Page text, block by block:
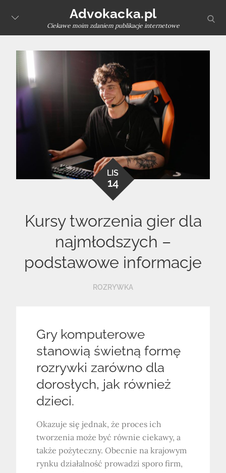
content
Advokacka.pl
Ciekawe moim zdaniem publikacje internetowe
LIS
14
Kursy tworzenia gier dla
najmłodszych –
podstawowe informacje
ROZRYWKA
Gry komputerowe
stanowią świetną formę
rozrywki zarówno dla
dorosłych, jak również
dzieci.
Okazuje się jednak, że proces ich
tworzenia może być równie ciekawy, a
także pożyteczny. Obecnie na krajowym
rynku działalność prowadzi sporo firm,